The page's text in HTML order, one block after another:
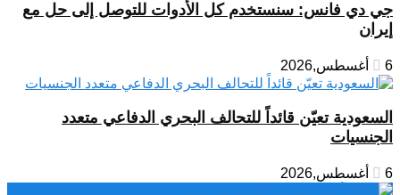
جي دي فانس: سنستخدم كل الأدوات للتوصل إلى حل مع
إيران
6 أغسطس,2026
السعودية تعيّن قائداً للتحالف البحري الدفاعي متعدد
الجنسيات
6 أغسطس,2026